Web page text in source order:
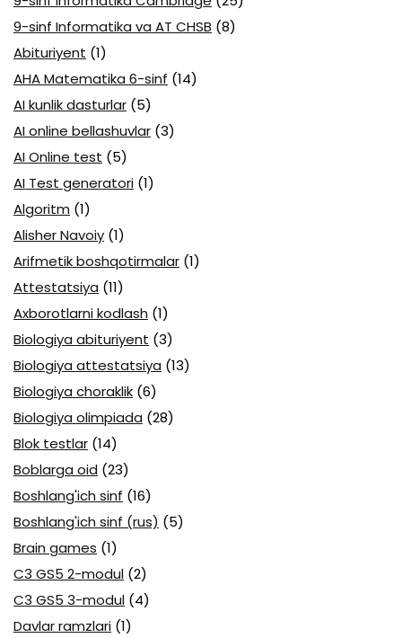
9-sinf Informatika va AT CHSB (8)
Abituriyent (1)
AHA Matematika 6-sinf (14)
AI kunlik dasturlar (5)
AI online bellashuvlar (3)
AI Online test (5)
AI Test generatori (1)
Algoritm (1)
Alisher Navoiy (1)
Arifmetik boshqotirmalar (1)
Attestatsiya (11)
Axborotlarni kodlash (1)
Biologiya abituriyent (3)
Biologiya attestatsiya (13)
Biologiya choraklik (6)
Biologiya olimpiada (28)
Blok testlar (14)
Boblarga oid (23)
Boshlang'ich sinf (16)
Boshlang'ich sinf (rus) (5)
Brain games (1)
C3 GS5 2-modul (2)
C3 GS5 3-modul (4)
Davlar ramzlari (1)